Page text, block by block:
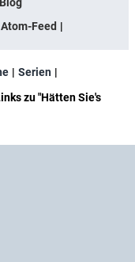
Atom-Feed
Serien
zu "Hätten Sie's